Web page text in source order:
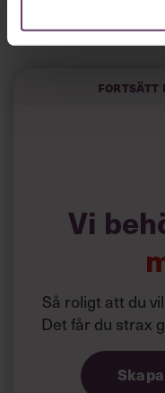
Horwitz har nu
Sinceerly som
kortfattat slarviga vd-
Fortsätt
Vi
Så roligt att du
Det får du strax